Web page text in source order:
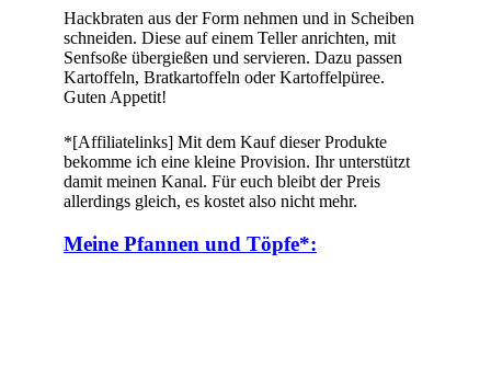
Hackbraten aus der Form nehmen und in Scheiben
schneiden. Diese auf einem Teller anrichten, mit
Senfsoße übergießen und servieren. Dazu passen
Kartoffeln, Bratkartoffeln oder Kartoffelpüree.
Guten Appetit!
*[Affiliatelinks] Mit dem Kauf dieser Produkte
bekomme ich eine kleine Provision. Ihr unterstützt
damit meinen Kanal. Für euch bleibt der Preis
allerdings gleich, es kostet also nicht mehr.
Meine Pfannen und Töpfe*: